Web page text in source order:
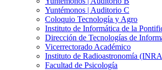
Yuntémonos | Auditorio C
Coloquio Tecnología y Agro
Instituto de Informática de la
Dirección de Tecnologías de
Vicerrectorado Académico
Instituto de Radioastronomía
Facultad de Psicología